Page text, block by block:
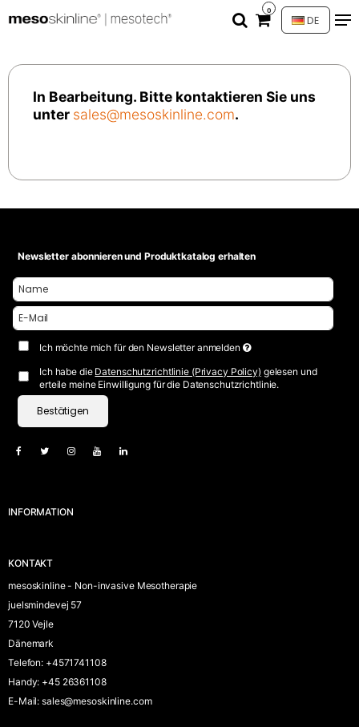
0
DE
In Bearbeitung. Bitte kontaktieren Sie uns
unter sales@mesoskinline.com.
Newsletter abonnieren und Produktkatalog erhalten
Ich möchte mich für den Newsletter anmelden
Ich habe die Datenschutzrichtlinie (Privacy Policy) gelesen und
erteile meine Einwilligung für die Datenschutzrichtlinie.
Bestätigen
INFORMATION
KONTAKT
mesoskinline - Non-invasive Mesotherapie
juelsmindevej 57
7120 Vejle
Dänemark
Telefon: +4571741108
Handy: +45 26361108
E-Mail: sales@mesoskinline.com